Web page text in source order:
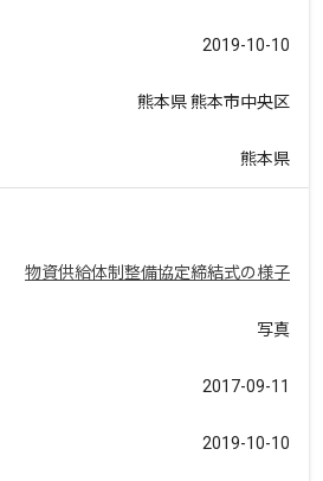
2019-10-10
熊本県 熊本市中央区
熊本県
物資供給体制整備協定締結式の様子
写真
2017-09-11
2019-10-10